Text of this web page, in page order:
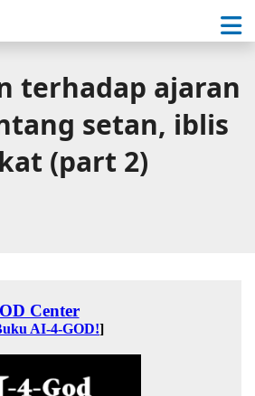
terhadap ajaran
setan, iblis
(part 2)